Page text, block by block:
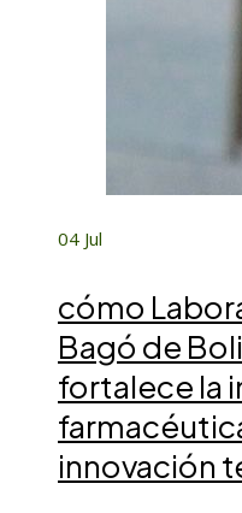
04 Jul
cómo
Bagó de
fortalece la
innovación